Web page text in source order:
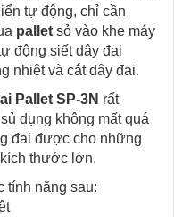
tự động, chỉ cần
pallet sỏ vào khe máy
động siết dây đai
nhiệt và cắt dây đai.
Pallet SP-3N rất
dụng không mất quá
đai được cho những
thước lớn.
tính năng sau: